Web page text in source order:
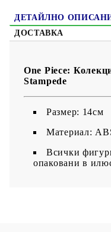
ДЕТАЙЛНО
ДОСТАВКА
One Piece:
Stampede
Размер: 14см
Материал:
Всички
опаковани в